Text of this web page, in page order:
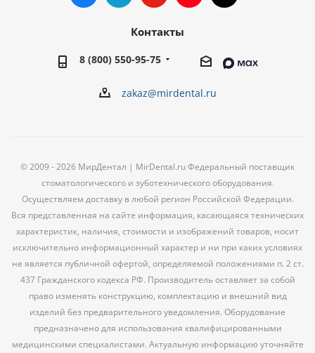
Контакты
8 (800) 550-95-75
zakaz@mirdental.ru
© 2009 - 2026 МирДентал | MirDental.ru Федеральный поставщик
стоматологического и зуботехнического оборудования.
Осуществляем доставку в любой регион Российской Федерации.
Вся представленная на сайте информация, касающаяся технических
характеристик, наличия, стоимости и изображений товаров, носит
исключительно информационный характер и ни при каких условиях
не является публичной офертой, определяемой положениями п. 2 ст.
437 Гражданского кодекса РФ. Производитель оставляет за собой
право изменять конструкцию, комплектацию и внешний вид
изделий без предварительного уведомления. Оборудование
предназначено для использования квалифицированными
медицинскими специалистами. Актуальную информацию уточняйте